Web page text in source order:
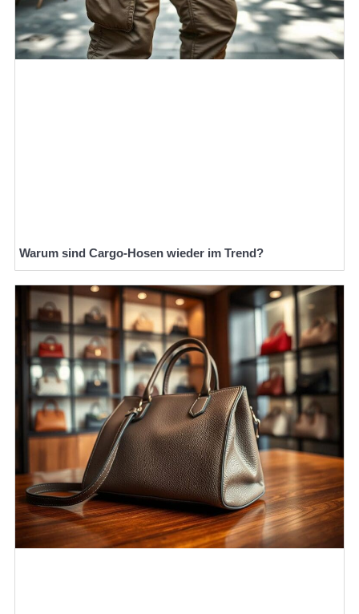
Warum sind Cargo-Hosen wieder im Trend?